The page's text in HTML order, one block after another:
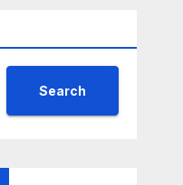
Search